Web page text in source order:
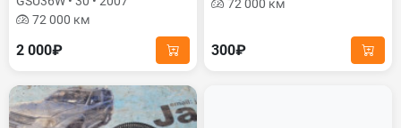
72 000 км
2 000₽
72 000 км
300₽